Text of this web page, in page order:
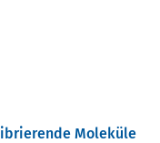
Moleküle